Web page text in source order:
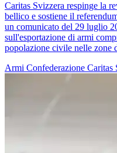
Caritas Svizzera respinge la
bellico e sostiene il
un comunicato del 29 luglio
sull'esportazione di armi
popolazione civile nelle zone
Armi Confederazione Caritas